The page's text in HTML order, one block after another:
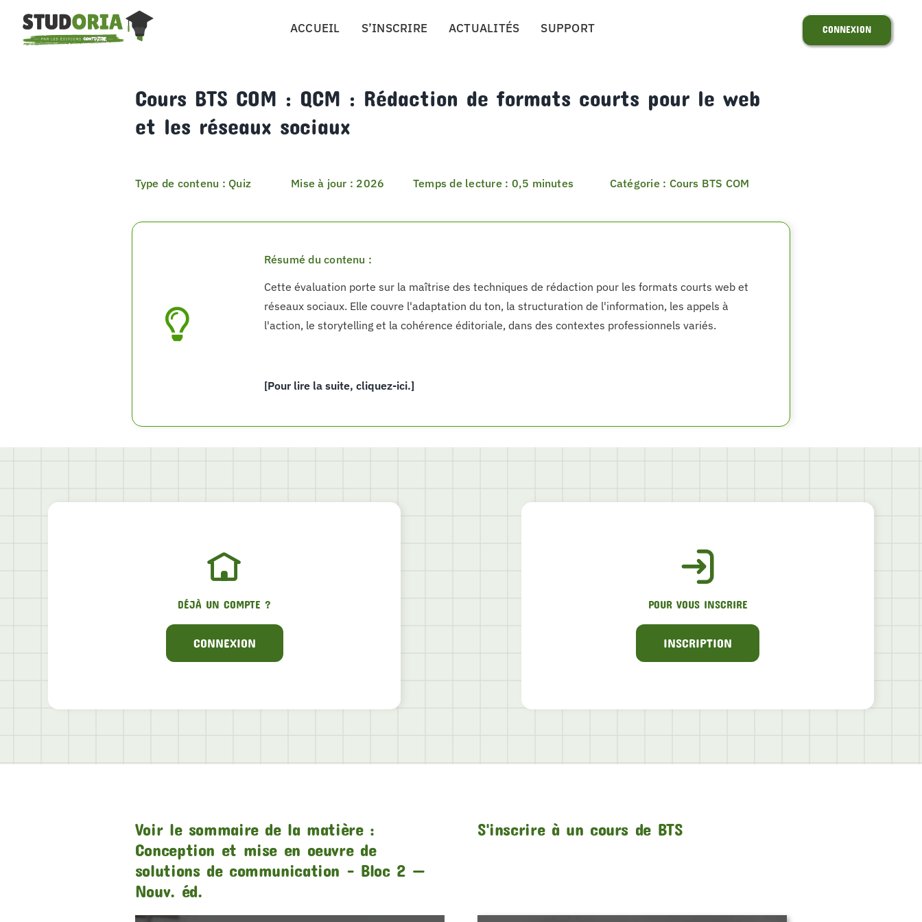
contenu
ACCUEIL S’INSCRIRE ACTUALITÉS SUPPORT CONNEXION
Cours BTS COM : QCM : Rédaction de formats courts pour le web
et les réseaux sociaux
Type de contenu : Quiz Mise à jour : 2026 Temps de lecture : 0,5 minutes Catégorie : Cours BTS COM
Résumé du contenu :
Cette évaluation porte sur la maîtrise des techniques de rédaction pour les formats courts web et
réseaux sociaux. Elle couvre l'adaptation du ton, la structuration de l'information, les appels à
l'action, le storytelling et la cohérence éditoriale, dans des contextes professionnels variés.
[Pour lire la suite, cliquez-ici.]
DÉJÀ UN COMPTE ?
CONNEXION
POUR VOUS INSCRIRE
INSCRIPTION
Voir le sommaire de la matière :
Conception et mise en oeuvre de
solutions de communication – Bloc 2 —
Nouv. éd.
S'inscrire à un cours de BTS